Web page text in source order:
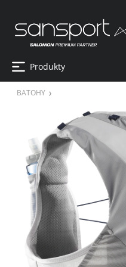
Produkty
BATOHY